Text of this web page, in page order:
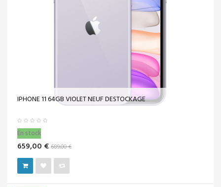
IPHONE 11 64GB VIOLET NEUF DESTOCKAGE
En stock
659,00 € 689,00 €